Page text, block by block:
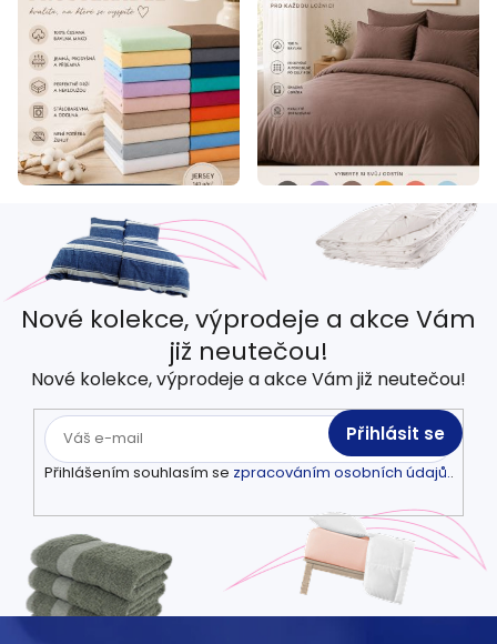
Nové kolekce, výprodeje a akce Vám
již neutečou!
Nové kolekce, výprodeje a akce Vám již neutečou!
Přihlášením souhlasím se zpracováním osobních údajů..
Přihlásit se